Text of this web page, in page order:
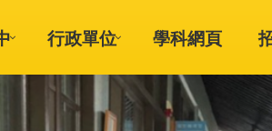
行政單位 學科網頁